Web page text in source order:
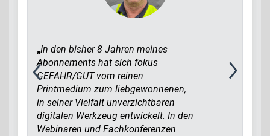
„In den bisher 8 Jahren meines
Abonnements hat sich fokus
GEFAHR/GUT vom reinen
Printmedium zum liebgewonnenen,
in seiner Vielfalt unverzichtbaren
digitalen Werkzeug entwickelt. In den
Webinaren und Fachkonferenzen